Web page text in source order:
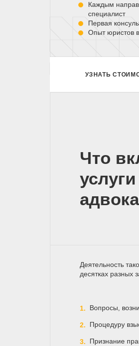
Каждым
специалист
Первая
Опыт юристов
УЗНАТЬ
Что
Деятельность
десятках разных
Вопросы,
Процедуру
Признание